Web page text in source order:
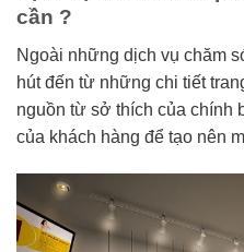
cần ?
Ngoài những dịch vụ chăm
hút đến từ những chi tiết
nguồn từ sở thích của chính
của khách hàng để tạo nên